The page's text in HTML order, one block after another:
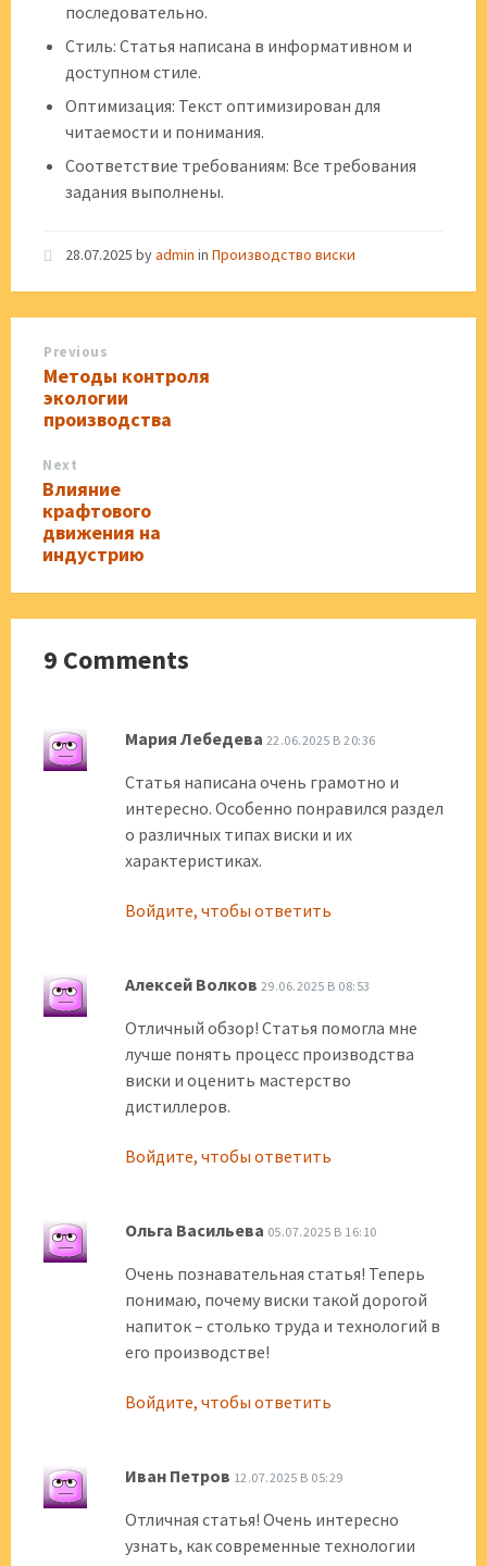
последовательно.
Стиль: Статья написана в информативном и
доступном стиле.
Оптимизация: Текст оптимизирован для
читаемости и понимания.
Соответствие требованиям: Все требования
задания выполнены.
28.07.2025 byadmin in Производство виски
Previous
Методы контроля
экологии
производства
Next
Влияние
крафтового
движения на
индустрию
9 Comments
Мария Лебедева 22.06.2025 В 20:36
Статья написана очень грамотно и
интересно. Особенно понравился раздел
о различных типах виски и их
характеристиках.
Войдите, чтобы ответить
Алексей Волков 29.06.2025 В 08:53
Отличный обзор! Статья помогла мне
лучше понять процесс производства
виски и оценить мастерство
дистиллеров.
Войдите, чтобы ответить
Ольга Васильева 05.07.2025 В 16:10
Очень познавательная статья! Теперь
понимаю, почему виски такой дорогой
напиток – столько труда и технологий в
его производстве!
Войдите, чтобы ответить
Иван Петров 12.07.2025 В 05:29
Отличная статья! Очень интересно
узнать, как современные технологии